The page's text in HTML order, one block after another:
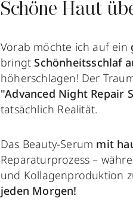
Schöne Haut
Vorab möchte ich auf ein
bringt Schönheitsschlaf
höherschlagen! Der
"Advanced Night Repair
tatsächlich Realität.
Das Beauty-Serum mit
Reparaturprozess –
und Kollagenproduktion
jeden Morgen!